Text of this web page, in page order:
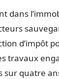
dans
d’impôt
travaux
sur quatre